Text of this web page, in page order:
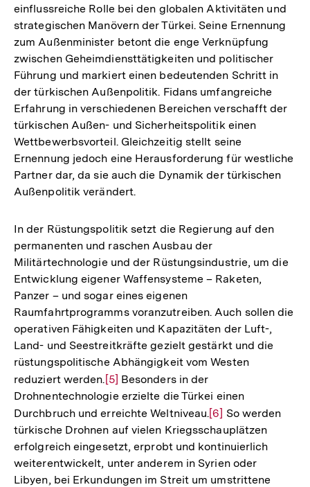
einflussreiche Rolle bei den globalen Aktivitäten und
strategischen Manövern der Türkei. Seine Ernennung
zum Außenminister betont die enge Verknüpfung
zwischen Geheimdiensttätigkeiten und politischer
Führung und markiert einen bedeutenden Schritt in
der türkischen Außenpolitik. Fidans umfangreiche
Erfahrung in verschiedenen Bereichen verschafft der
türkischen Außen- und Sicherheitspolitik einen
Wettbewerbsvorteil. Gleichzeitig stellt seine
Ernennung jedoch eine Herausforderung für westliche
Partner dar, da sie auch die Dynamik der türkischen
Außenpolitik verändert.
In der Rüstungspolitik setzt die Regierung auf den
permanenten und raschen Ausbau der
Militärtechnologie und der Rüstungsindustrie, um die
Entwicklung eigener Waffensysteme – Raketen,
Panzer – und sogar eines eigenen
Raumfahrtprogramms voranzutreiben. Auch sollen die
operativen Fähigkeiten und Kapazitäten der Luft-,
Land- und Seestreitkräfte gezielt gestärkt und die
rüstungspolitische Abhängigkeit vom Westen
reduziert werden. Zur
Auflösung
der
Fußnote
[5] Besonders in der
Drohnentechnologie erzielte die Türkei einen
Durchbruch und erreichte Weltniveau.Zur
Auflösung
der
Fußnote
[6] So werden
türkische Drohnen auf vielen Kriegsschauplätzen
erfolgreich eingesetzt, erprobt und kontinuierlich
weiterentwickelt, unter anderem in Syrien oder
Libyen, bei Erkundungen im Streit um umstrittene